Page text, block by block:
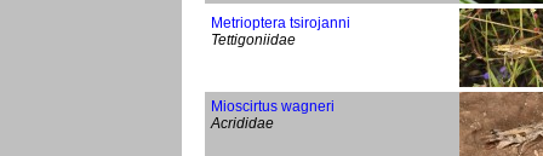
Metrioptera tsirojanni
Tettigoniidae
Mioscirtus wagneri
Acrididae